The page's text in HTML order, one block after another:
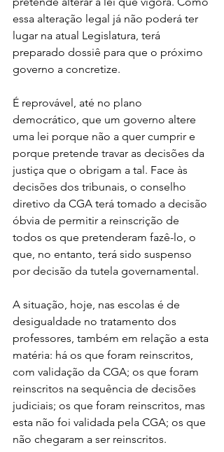
essa alteração legal já não poderá ter
lugar na atual Legislatura, terá
preparado dossiê para que o próximo
governo a concretize.
É reprovável, até no plano
democrático, que um governo altere
uma lei porque não a quer cumprir e
porque pretende travar as decisões da
justiça que o obrigam a tal. Face às
decisões dos tribunais, o conselho
diretivo da CGA terá tomado a decisão
óbvia de permitir a reinscrição de
todos os que pretenderam fazê-lo, o
que, no entanto, terá sido suspenso
por decisão da tutela governamental.
A situação, hoje, nas escolas é de
desigualdade no tratamento dos
professores, também em relação a esta
matéria: há os que foram reinscritos,
com validação da CGA; os que foram
reinscritos na sequência de decisões
judiciais; os que foram reinscritos, mas
esta não foi validada pela CGA; os que
não chegaram a ser reinscritos.